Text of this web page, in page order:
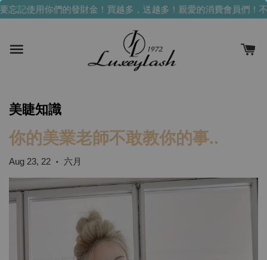
記使用你們的發財金！買越多，送越多！親愛的消費會員們！不
美睫知識
你的美業老師不敢教你的事..
Aug 23, 22 • 六月